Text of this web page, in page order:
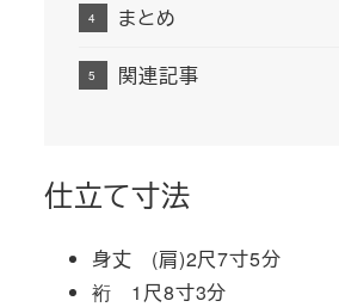
まとめ
関連記事
仕立て寸法
身丈 (肩)2尺7寸5分
裄 1尺8寸3分